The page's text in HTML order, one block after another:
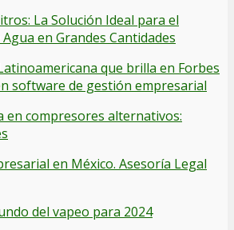
La Solución Ideal para el
en Grandes Cantidades
que brilla en Forbes
software de gestión empresarial
en compresores alternativos:
en México. Asesoría Legal
del vapeo para 2024